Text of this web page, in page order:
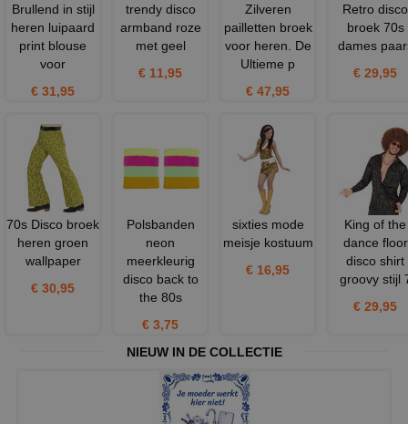
Brullend in stijl
heren luipaard
print blouse
voor
€ 31,95
trendy disco
armband roze
met geel
€ 11,95
Zilveren
pailletten broek
voor heren. De
Ultieme p
€ 47,95
Retro disco
broek 70s
dames
€ 29,95
70s Disco broek
heren groen
wallpaper
€ 30,95
Polsbanden
neon
meerkleurig
disco back to
the 80s
€ 3,75
sixties mode
meisje kostuum
€ 16,95
King of the
dance floor
disco shirt
groovy stijl
€ 29,95
NIEUW IN DE COLLECTIE